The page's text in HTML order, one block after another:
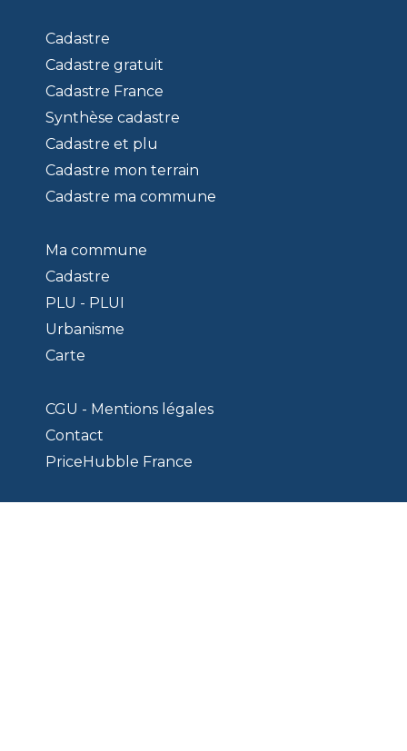
Cadastre
Cadastre gratuit
Cadastre France
Synthèse cadastre
Cadastre et plu
Cadastre mon terrain
Cadastre ma commune
Ma commune
Cadastre
PLU - PLUI
Urbanisme
Carte
CGU - Mentions légales
Contact
PriceHubble France